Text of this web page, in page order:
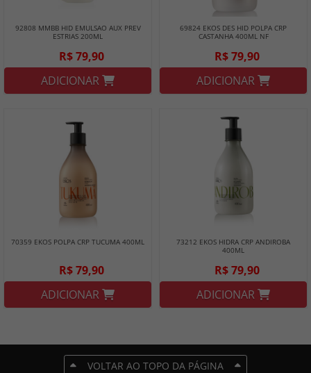
92808 MMBB HID EMULSAO AUX PREV
ESTRIAS 200ML
R$ 79,90
ADICIONAR
69824 EKOS DES HID POLPA CRP
CASTANHA 400ML NF
R$ 79,90
ADICIONAR
70359 EKOS POLPA CRP TUCUMA 400ML
R$ 79,90
ADICIONAR
73212 EKOS HIDRA CRP ANDIROBA
400ML
R$ 79,90
ADICIONAR
VOLTAR AO TOPO DA PÁGINA